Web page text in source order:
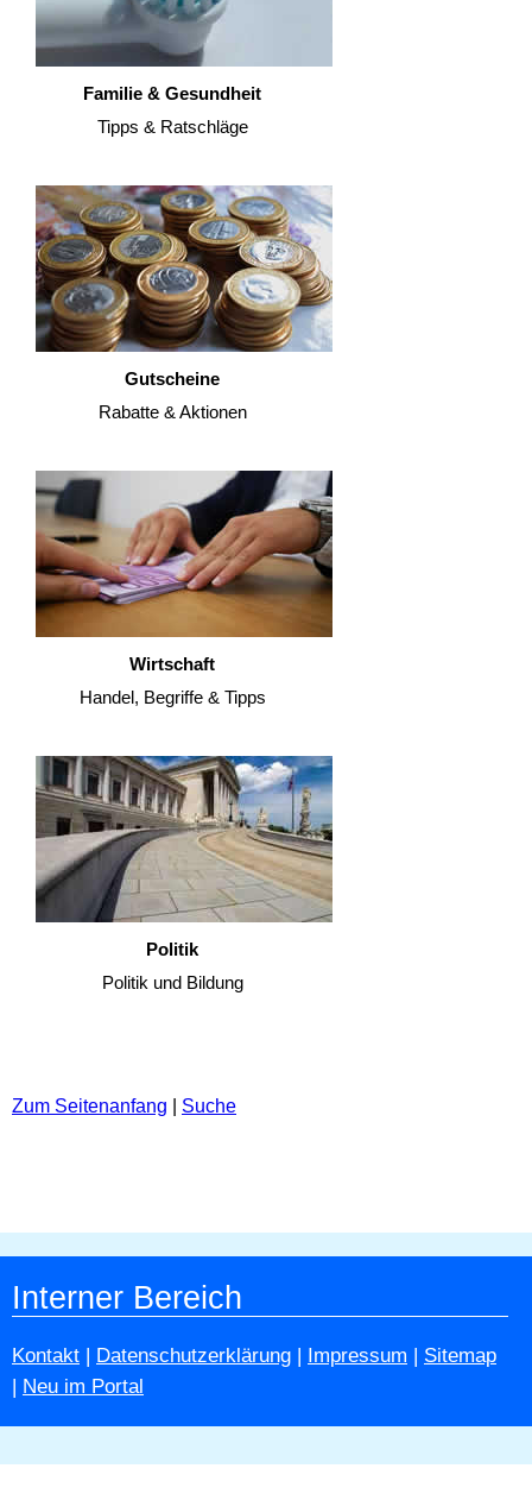
Familie & Gesundheit
Tipps & Ratschläge
Gutscheine
Rabatte & Aktionen
Wirtschaft
Handel, Begriffe & Tipps
Politik
Politik und Bildung
Zum Seitenanfang Suche
Interner Bereich
Kontakt | Datenschutzerklärung | Impressum | Sitemap
| Neu im Portal